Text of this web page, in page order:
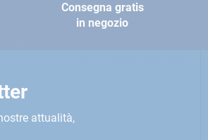
Consegna gratis
in negozio
attualità,